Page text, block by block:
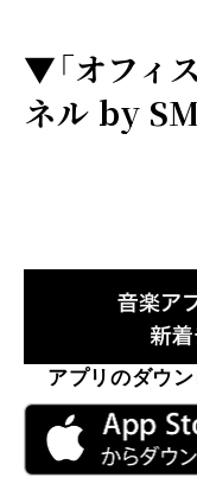
▼「オフィ
ネル by
アプリのダウ